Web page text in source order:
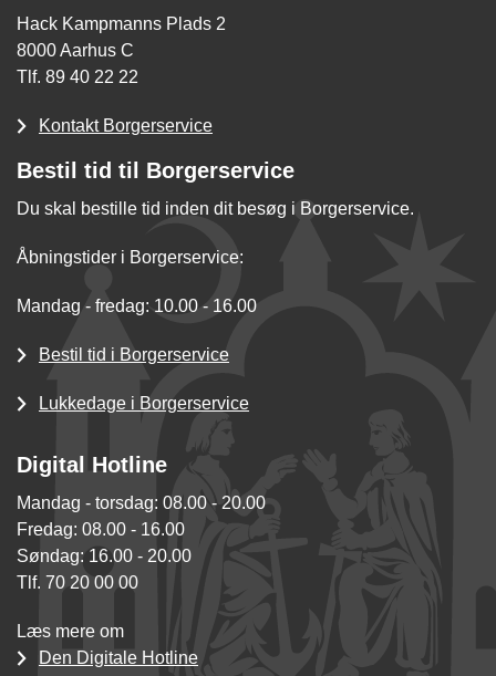
Hack Kampmanns Plads 2
8000 Aarhus C
Tlf. 89 40 22 22
Kontakt Borgerservice
Bestil tid til Borgerservice
Du skal bestille tid inden dit besøg i Borgerservice.
Åbningstider i Borgerservice:
Mandag - fredag: 10.00 - 16.00
Bestil tid i Borgerservice
Lukkedage i Borgerservice
Digital Hotline
Mandag - torsdag: 08.00 - 20.00
Fredag: 08.00 - 16.00
Søndag: 16.00 - 20.00
Tlf. 70 20 00 00
Læs mere om
Den Digitale Hotline